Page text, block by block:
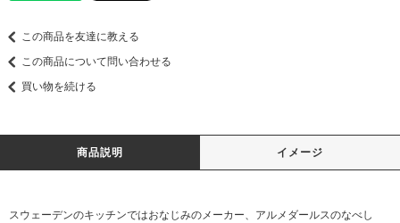
この商品を友達に教える
この商品について問い合わせる
買い物を続ける
商品説明 イメージ
スウェーデンのキッチンではおなじみのメーカー、アルメダールスのなべし